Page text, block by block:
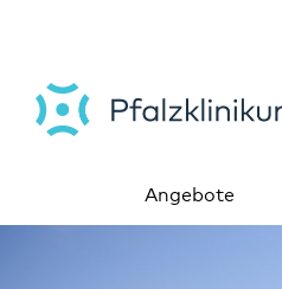
Angebote